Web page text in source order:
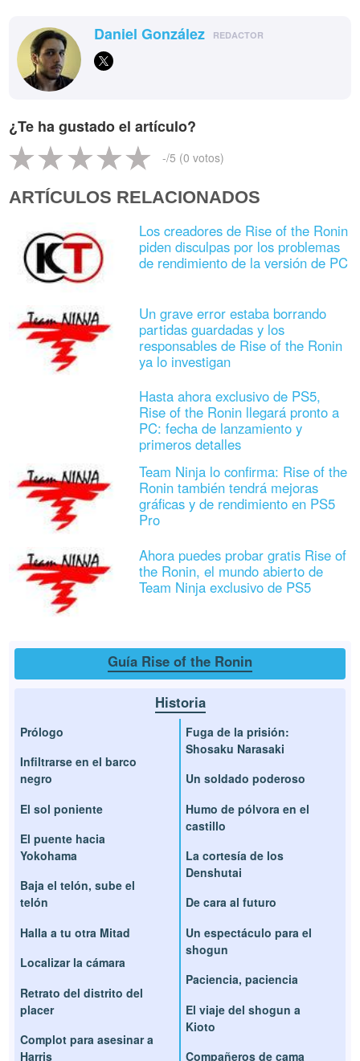
Daniel González REDACTOR
¿Te ha gustado el artículo?
-/5 (0 votos)
ARTÍCULOS RELACIONADOS
Los creadores de Rise of the Ronin
piden disculpas por los problemas
de rendimiento de la versión de PC
Un grave error estaba borrando
partidas guardadas y los
responsables de Rise of the Ronin
ya lo investigan
Hasta ahora exclusivo de PS5,
Rise of the Ronin llegará pronto a
PC: fecha de lanzamiento y
primeros detalles
Team Ninja lo confirma: Rise of the
Ronin también tendrá mejoras
gráficas y de rendimiento en PS5
Pro
Ahora puedes probar gratis Rise of
the Ronin, el mundo abierto de
Team Ninja exclusivo de PS5
Guía Rise of the Ronin
Historia
Prólogo
Infiltrarse en el barco
negro
El sol poniente
El puente hacia
Yokohama
Baja el telón, sube el
telón
Halla a tu otra Mitad
Localizar la cámara
Retrato del distrito del
placer
Complot para asesinar a
Harris
Fuga de la prisión:
Shosaku Narasaki
Un soldado poderoso
Humo de pólvora en el
castillo
La cortesía de los
Denshutai
De cara al futuro
Un espectáculo para el
shogun
Paciencia, paciencia
El viaje del shogun a
Kioto
Compañeros de cama